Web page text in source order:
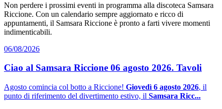
Non perdere i prossimi eventi in programma alla discoteca Samsara
Riccione. Con un calendario sempre aggiornato e ricco di
appuntamenti, il Samsara Riccione è pronto a farti vivere momenti
indimenticabili.
06/08/2026
Ciao al Samsara Riccione 06 agosto 2026. Tavoli
Agosto comincia col botto a Riccione! Giovedì 6 agosto 2026, il
punto di riferimento del divertimento estivo, il Samsara Ricc...